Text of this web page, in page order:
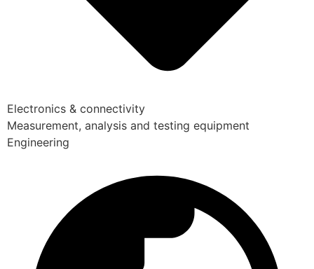
Electronics & connectivity
Measurement, analysis and testing equipment
Engineering